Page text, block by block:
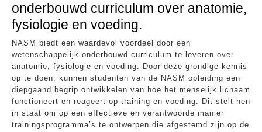
onderbouwd curriculum over anatomie,
fysiologie en voeding.
NASM biedt een waardevol voordeel door een
wetenschappelijk onderbouwd curriculum te leveren over
anatomie, fysiologie en voeding. Door deze grondige kennis
op te doen, kunnen studenten van de NASM opleiding een
diepgaand begrip ontwikkelen van hoe het menselijk lichaam
functioneert en reageert op training en voeding. Dit stelt hen
in staat om op een effectieve en verantwoorde manier
trainingsprogramma’s te ontwerpen die afgestemd zijn op de